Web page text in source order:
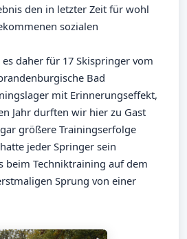
den in letzter Zeit für wohl
sozialen
daher für 17 Skispringer vom
Bad
mit Erinnerungseffekt,
Jahr durften wir hier zu Gast
größere Trainingserfolge
jeder Springer sein
beim Techniktraining auf dem
Sprung von einer